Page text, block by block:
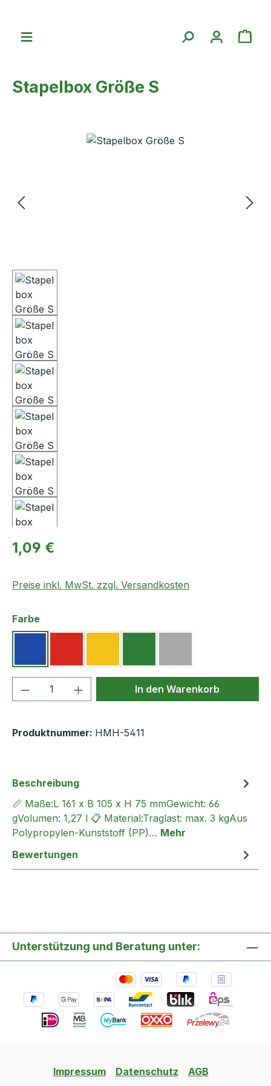
Stapelbox Größe S
Bildergalerie überspringen
Regulärer Preis:
1,09 €
Preise inkl. MwSt. zzgl. Versandkosten
Farbeauswählen
Produkt Anzahl: Gib denIn den Warenkorb
Produktnummer: HMH-5411
Beschreibung
📏 Maße:L 161 x B 105 x H 75 mmGewicht: 66
gVolumen: 1,27 l 📋 Material:Traglast: max. 3 kgAus
Polypropylen-Kunststoff (PP)… Mehr
Bewertungen
Unterstützung und Beratung unter:
Impressum Datenschutz AGB